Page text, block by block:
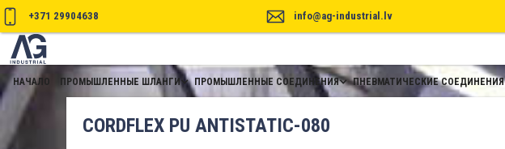
+371 29904638 info@ag-industrial.lv
НАЧАЛО ПРОМЫШЛЕННЫЕ ШЛАНГИ ПРОМЫШЛЕННЫЕ СОЕДИНЕНИЯ ПНЕВМАТИЧЕСКИЕ СОЕДИНЕНИЯ
CORDFLEX PU ANTISTATIC-080